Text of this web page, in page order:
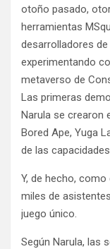
otoño pasado,
herramientas
desarrolladores
experimentando
metaverso de
Las primeras
Narula se crearon
Bored Ape, Yuga
de las
Y, de hecho,
miles de
juego único.
Según Narula, las